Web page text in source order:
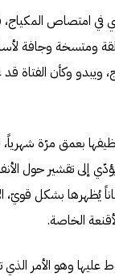
في امتصاص
ومتسخة وجافة
ويبدو وكأن
بعمق مرّة
تقشير حول الأنف
يُظهرها بشكل قويّ،
الخاصة.
وهو الأمر الذي